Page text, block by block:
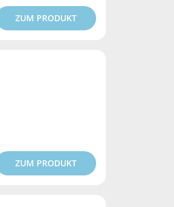
ZUM PRODUKT
ZUM PRODUKT